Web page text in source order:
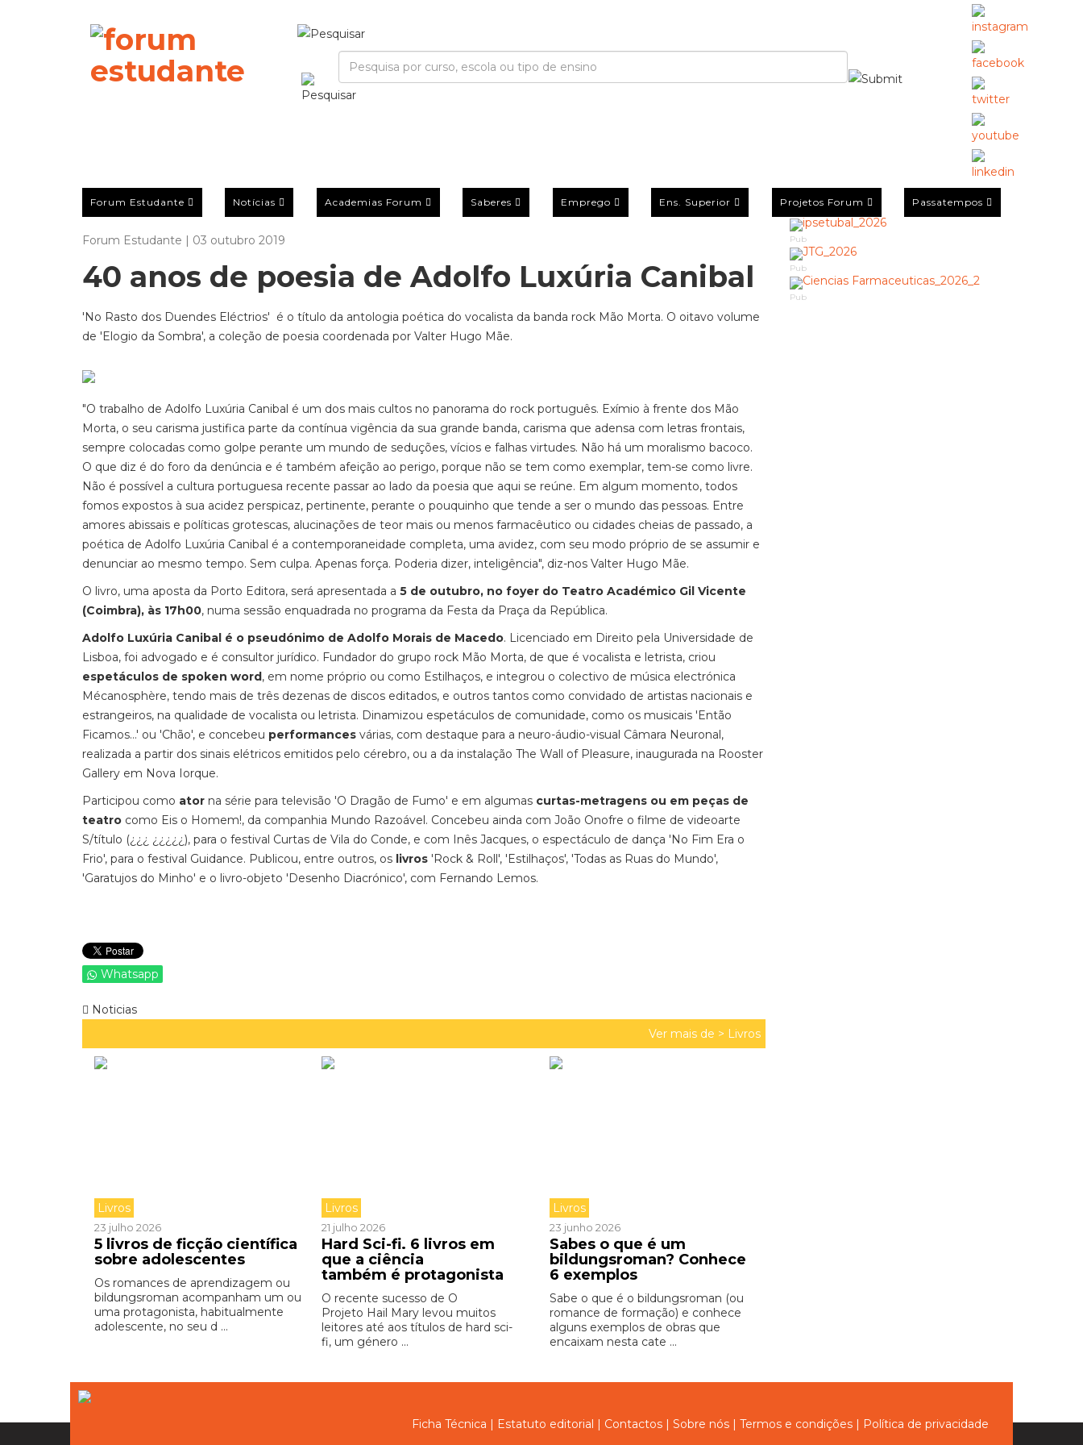
Forum Estudante Notícias Academias Forum Saberes Emprego Ens. Superior Projetos Forum Passatempos
Forum Estudante | 03 outubro 2019
40 anos de poesia de Adolfo Luxúria Canibal
'No Rasto dos Duendes Eléctrios' é o título da antologia poética do vocalista da banda rock Mão Morta. O oitavo volume
de 'Elogio da Sombra', a coleção de poesia coordenada por Valter Hugo Mãe.
"O trabalho de Adolfo Luxúria Canibal é um dos mais cultos no panorama do rock português. Exímio à frente dos Mão
Morta, o seu carisma justifica parte da contínua vigência da sua grande banda, carisma que adensa com letras frontais,
sempre colocadas como golpe perante um mundo de seduções, vícios e falhas virtudes. Não há um moralismo bacoco.
O que diz é do foro da denúncia e é também afeição ao perigo, porque não se tem como exemplar, tem-se como livre.
Não é possível a cultura portuguesa recente passar ao lado da poesia que aqui se reúne. Em algum momento, todos
fomos expostos à sua acidez perspicaz, pertinente, perante o pouquinho que tende a ser o mundo das pessoas. Entre
amores abissais e políticas grotescas, alucinações de teor mais ou menos farmacêutico ou cidades cheias de passado, a
poética de Adolfo Luxúria Canibal é a contemporaneidade completa, uma avidez, com seu modo próprio de se assumir e
denunciar ao mesmo tempo. Sem culpa. Apenas força. Poderia dizer, inteligência", diz-nos Valter Hugo Mãe.
O livro, uma aposta da Porto Editora, será apresentada a 5 de outubro, no foyer do Teatro Académico Gil Vicente
(Coimbra), às 17h00, numa sessão enquadrada no programa da Festa da Praça da República.
Adolfo Luxúria Canibal é o pseudónimo de Adolfo Morais de Macedo. Licenciado em Direito pela Universidade de
Lisboa, foi advogado e é consultor jurídico. Fundador do grupo rock Mão Morta, de que é vocalista e letrista, criou
espetáculos de spoken word, em nome próprio ou como Estilhaços, e integrou o colectivo de música electrónica
Mécanosphère, tendo mais de três dezenas de discos editados, e outros tantos como convidado de artistas nacionais e
estrangeiros, na qualidade de vocalista ou letrista. Dinamizou espetáculos de comunidade, como os musicais 'Então
Ficamos…' ou 'Chão', e concebeu performances várias, com destaque para a neuro-áudio-visual Câmara Neuronal,
realizada a partir dos sinais elétricos emitidos pelo cérebro, ou a da instalação The Wall of Pleasure, inaugurada na Rooster
Gallery em Nova Iorque.
Participou como ator na série para televisão 'O Dragão de Fumo' e em algumas curtas-metragens ou em peças de
teatro como Eis o Homem!, da companhia Mundo Razoável. Concebeu ainda com João Onofre o filme de videoarte
S/título (¿¿¿ ¿¿¿¿¿), para o festival Curtas de Vila do Conde, e com Inês Jacques, o espectáculo de dança 'No Fim Era o
Frio', para o festival Guidance. Publicou, entre outros, os livros 'Rock & Roll', 'Estilhaços', 'Todas as Ruas do Mundo',
'Garatujos do Minho' e o livro-objeto 'Desenho Diacrónico', com Fernando Lemos.
Whatsapp
Noticias
Ver mais de > Livros
Livros
23 julho 2026
5 livros de ficção científica
sobre adolescentes
Os romances de aprendizagem ou
bildungsroman acompanham um ou
uma protagonista, habitualmente
adolescente, no seu d ...
Livros
21 julho 2026
Hard Sci-fi. 6 livros em
que a ciência
também é protagonista
O recente sucesso de O
Projeto Hail Mary levou muitos
leitores até aos títulos de hard sci-
fi, um género ...
Livros
23 junho 2026
Sabes o que é um
bildungsroman? Conhece
6 exemplos
Sabe o que é o bildungsroman (ou
romance de formação) e conhece
alguns exemplos de obras que
encaixam nesta cate ...
Pub
Pub
Pub
Ficha Técnica | Estatuto editorial | Contactos | Sobre nós | Termos e condições | Política de privacidade